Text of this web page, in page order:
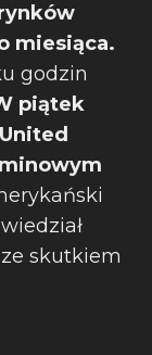
miesiąca.
godzin
piątek
skutkiem